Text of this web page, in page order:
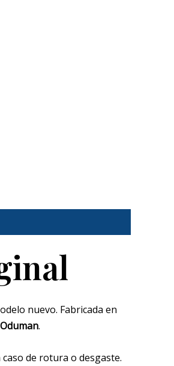
nuevo. Fabricada en
Oduman.
de rotura o desgaste.